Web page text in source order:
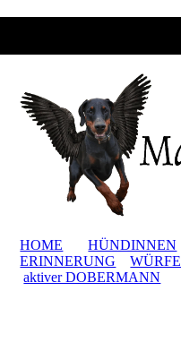
HOME HÜNDINNEN
ERINNERUNG
WÜRFE
aktiver DOBERMANN